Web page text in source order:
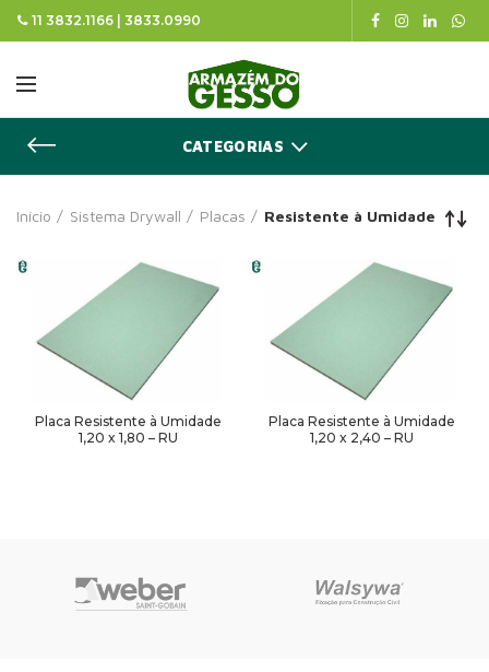
11 3832.1166 | 3833.0990
CATEGORIAS
Início Sistema Drywall Placas Resistente à Umidade
Placa Resistente à Umidade
1,20 x 1,80 – RU
Placa Resistente à Umidade
1,20 x 2,40 – RU